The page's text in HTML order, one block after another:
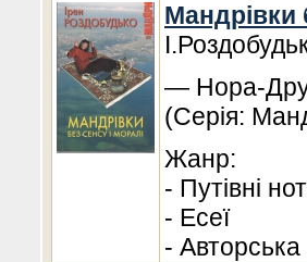
Мандрівки
— Нора-
(Серія:
Жанр:
- Путівні
- Есеї
-